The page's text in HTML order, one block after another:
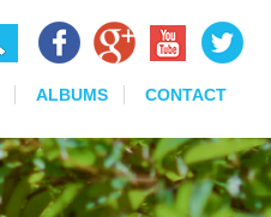
ALBUMS CONTACT